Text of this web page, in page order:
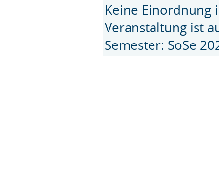
Keine Einordnung
Veranstaltung ist
Semester: SoSe